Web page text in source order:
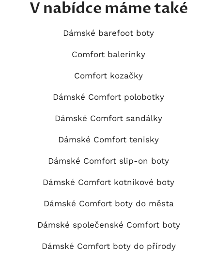
V nabídce máme také
Dámské barefoot boty
Comfort balerínky
Comfort kozačky
Dámské Comfort polobotky
Dámské Comfort sandálky
Dámské Comfort tenisky
Dámské Comfort slip-on boty
Dámské Comfort kotníkové boty
Dámské Comfort boty do města
Dámské společenské Comfort boty
Dámské Comfort boty do přírody